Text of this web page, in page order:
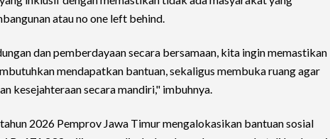
atau no one left behind.
dan pemberdayaan secara bersamaan, kita ingin memastikan
mendapatkan bantuan, sekaligus membuka ruang agar
kesejahteraan secara mandiri," imbuhnya.
2026 Pemprov Jawa Timur mengalokasikan bantuan sosial